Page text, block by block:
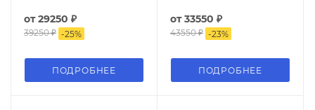
от29250 ₽
39250 ₽ -25%
ПОДРОБНЕЕ
от33550 ₽
43550 ₽ -23%
ПОДРОБНЕЕ